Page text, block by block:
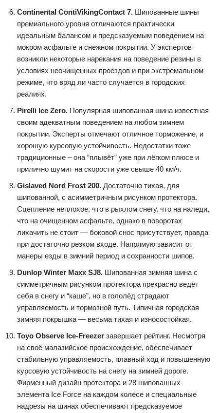
Continental ContiVikingContact 7. Шипованные шины
премиального уровня отличаются практически
идеальным балансом и предсказуемым поведением на
мокром асфальте и снежном покрытии. У экспертов
возникли некоторые нарекания на поведение резины в
условиях неочищенных проездов и при экстремальном
режиме, что вряд ли часто случается в городских
реалиях.
Pirelli Ice Zero. Популярная шипованная шина известная
своим адекватным поведением на любом зимнем
покрытии. Эксперты отмечают отличное торможение, и
хорошую курсовую устойчивость. Недостатки тоже
традиционные – она “плывёт” уже при лёгком плюсе и
прилично шумит на скорости уже свыше 40 км/ч.
Gislaved Nord Frost 200. Достаточно тихая, для
шипованной, с асимметричным рисунком протектора.
Сцепление неплохое, что в рыхлом снегу, что на наледи,
что на очищенном асфальте, однако в поворотах
лихачить не стоит — боковой снос присутствует, правда
при достаточно резком входе. Напрямую зависит от
манеры езды в зимний период и сохранности шипов.
Dunlop Winter Maxx SJ8. Шипованная зимняя шина с
симметричным рисунком протектора прекрасно ведёт
себя в снегу и “каше”, но в гололёд страдают
управляемость и тормозной путь. Типичная городская
зимняя покрышка — весьма тихая и износостойкая.
Toyo Observe Ice-Freezer завершает рейтинг. Несмотря
на своё малазийское происхождение, обеспечивает
стабильную управляемость, плавный ход и повышенную
курсовую устойчивость на снегу на зимней дороге.
Фирменный дизайн протектора и 28 шипованных
элемента Ice Force на каждом колесе и специальные
надрезы на шинах обеспечивают предсказуемое